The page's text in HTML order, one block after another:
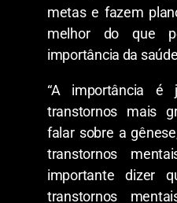
metas e fazem
melhor do que
importância da
“A importância é
transtornos mais
falar sobre a
transtornos
importante dizer
transtornos